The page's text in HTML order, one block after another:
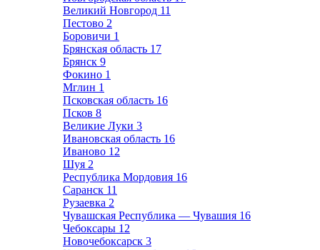
Великий Новгород 11
Пестово 2
Боровичи 1
Брянская область 17
Брянск 9
Фокино 1
Мглин 1
Псковская область 16
Псков 8
Великие Луки 3
Ивановская область 16
Иваново 12
Шуя 2
Республика Мордовия 16
Саранск 11
Рузаевка 2
Чувашская Республика — Чувашия 16
Чебоксары 12
Новочебоксарск 3